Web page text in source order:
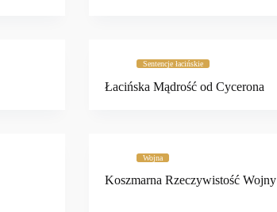
Sentencje łacińskie
Łacińska Mądrość od Cycerona
Wojna
Koszmarna Rzeczywistość Wojny